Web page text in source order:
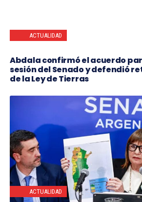
ACTUALIDAD
Abdala confirmó el acuerdo
sesión del Senado y defendió
de la Ley de Tierras
ACTUALIDAD